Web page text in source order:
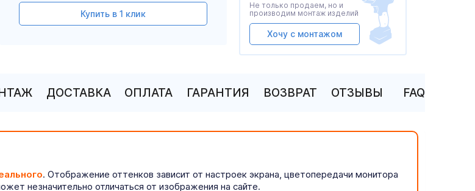
Купить в 1 клик
Не только продаем, но и
производим монтаж изделий
Хочу с монтажом
ДОСТАВКА ОПЛАТА ГАРАНТИЯ ВОЗВРАТ ОТЗЫВЫ FAQ
. Отображение оттенков зависит от настроек экрана, цветопередачи монитора
незначительно отличаться от изображения на сайте.